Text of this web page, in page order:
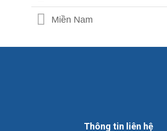
Miền Nam
Thông tin liên hệ